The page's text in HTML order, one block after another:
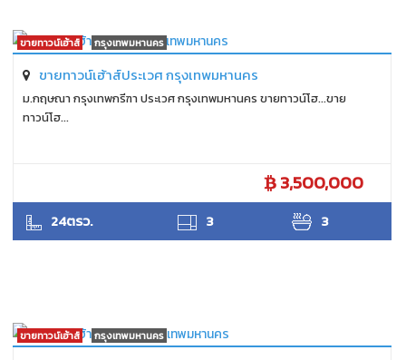
ขายทาวน์เฮ้าส์ กรุงเทพมหานคร
ขายทาวน์เฮ้าส์ประเวศ กรุงเทพมหานคร
ม.กฤษณา กรุงเทพกรีฑา ประเวศ กรุงเทพมหานคร ขายทาวน์โฮ...ขาย
ทาวน์โฮ...
3,500,000
24ตรว. 3 3
SUKHON
ขายทาวน์เฮ้าส์ กรุงเทพมหานคร